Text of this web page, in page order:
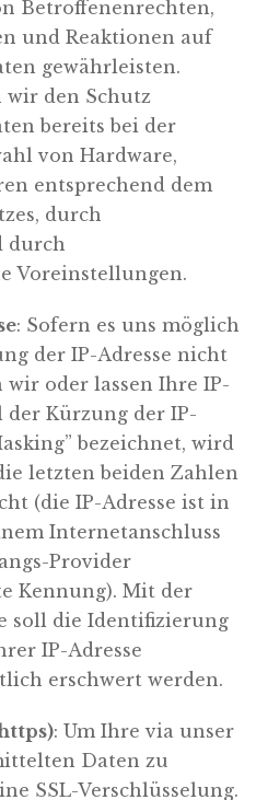
Betroffenenrechten,
und Reaktionen auf
gewährleisten.
wir den Schutz
bereits bei der
von Hardware,
entsprechend dem
durch
durch
Voreinstellungen.
: Sofern es uns möglich
der IP-Adresse nicht
oder lassen Ihre IP-
der Kürzung der IP-
bezeichnet, wird
letzten beiden Zahlen
(die IP-Adresse ist in
Internetanschluss
Provider
Kennung). Mit der
soll die Identifizierung
IP-Adresse
erschwert werden.
: Um Ihre via unser
Daten zu
SSL-Verschlüsselung.